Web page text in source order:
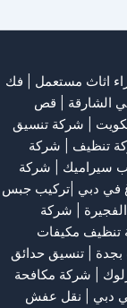
اثاث مستعمل
فك
الشارقة
قص
شركة تنسيق
تنظيف
شركة
سيراميك
شركة
في دبي |تركيب جبس
شركة
تنظيف مكيفات
تنسيق حدائق
| شركة مكافحة
دبي نقل عفش